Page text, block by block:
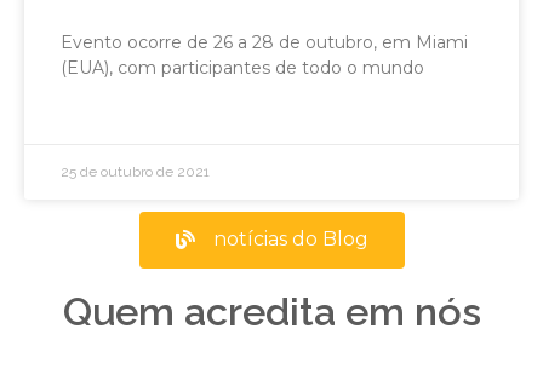
Evento ocorre de 26 a 28 de outubro, em Miami
(EUA), com participantes de todo o mundo
25 de outubro de 2021
notícias do Blog
Quem acredita em nós